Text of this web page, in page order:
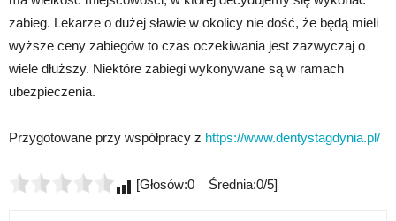
zabieg. Lekarze o dużej sławie w okolicy nie dość, że będą mieli
wyższe ceny zabiegów to czas oczekiwania jest zazwyczaj o
wiele dłuższy. Niektóre zabiegi wykonywane są w ramach
ubezpieczenia.
Przygotowane przy współpracy z https://www.dentystagdynia.pl/
[Głosów:0 Średnia:0/5]